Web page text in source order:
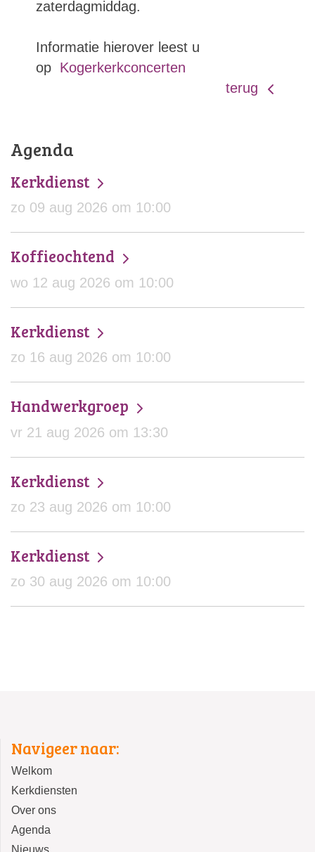
zaterdagmiddag.
Informatie hierover leest u
op Kogerkerkconcerten
terug
Agenda
Kerkdienst
zo 09 aug 2026 om 10:00
Koffieochtend
wo 12 aug 2026 om 10:00
Kerkdienst
zo 16 aug 2026 om 10:00
Handwerkgroep
vr 21 aug 2026 om 13:30
Kerkdienst
zo 23 aug 2026 om 10:00
Kerkdienst
zo 30 aug 2026 om 10:00
Navigeer naar:
Welkom
Kerkdiensten
Over ons
Agenda